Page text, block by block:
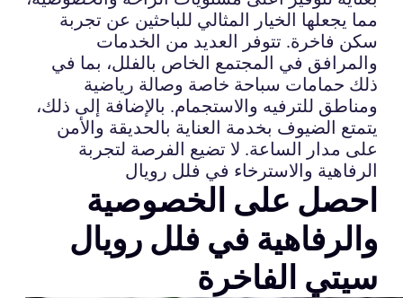
مما يجعلها الخيار المثالي للباحثين عن تجربة
سكن فاخرة. تتوفر العديد من الخدمات
والمرافق في المجتمع الخاص بالفلل، بما في
ذلك حمامات سباحة خاصة وصالة رياضية
ومناطق للترفيه والاستجمام. بالإضافة إلى ذلك،
يتمتع الضيوف بخدمة العناية بالحديقة والأمن
على مدار الساعة. لا تضيع الفرصة لتجربة
الرفاهية والاسترخاء في فلل رويال
احصل على الخصوصية
والرفاهية في فلل رويال
سيتي الفاخرة